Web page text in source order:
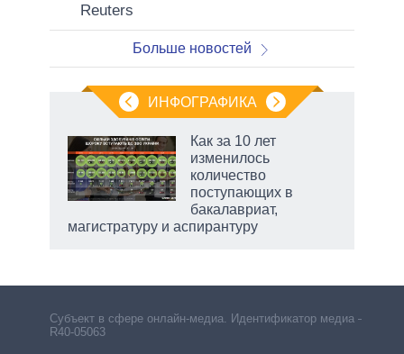
Reuters
Больше новостей
ИНФОГРАФИКА
Как за 10 лет
изменилось
количество
поступающих в
бакалавриат,
магистратуру и аспирантуру
Субъект в сфере онлайн-медиа. Идентификатор медиа –
R40-05063